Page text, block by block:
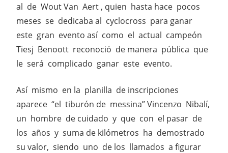
al de Wout Van Aert , quien hasta hace pocos
meses se dedicaba al cyclocross para ganar
este gran evento así como el actual campeón
Tiesj Benoott reconoció de manera pública que
le será complicado ganar este evento.
Así mismo en la planilla de inscripciones
aparece “el tiburón de messina” Vincenzo Nibalí,
un hombre de cuidado y que con el pasar de
los años y suma de kilómetros ha demostrado
su valor, siendo uno de los llamados a figurar